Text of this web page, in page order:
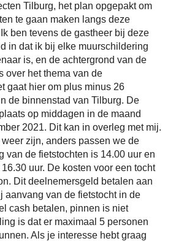
Tilburg, het plan opgepakt om
te gaan maken langs deze
ben tevens de gastheer bij deze
in dat ik bij elke muurschildering
is, en de achtergrond van de
over het thema van de
gaat hier om plus minus 26
de binnenstad van Tilburg. De
op middagen in de maand
2021. Dit kan in overleg met mij.
zijn, anders passen we de
van de fietstochten is 14.00 uur en
uur. De kosten voor een tocht
Dit deelnemersgeld betalen aan
aanvang van de fietstocht in de
cash betalen, pinnen is niet
is dat er maximaal 5 personen
Als je interesse hebt graag